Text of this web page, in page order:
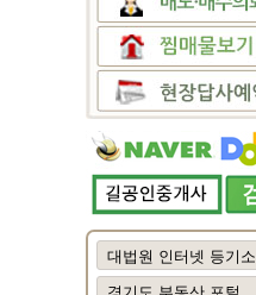
대법원 인터넷 등기소